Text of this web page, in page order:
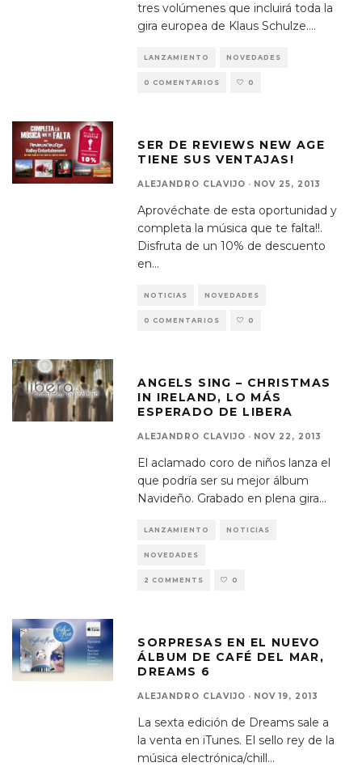
tres volúmenes que incluirá toda la
gira europea de Klaus Schulze....
LANZAMIENTO NOVEDADES
0 COMENTARIOS 0
SER DE REVIEWS NEW AGE
TIENE SUS VENTAJAS!
ALEJANDRO CLAVIJO · NOV 25, 2013
Aprovéchate de esta oportunidad y
completa la música que te falta!!.
Disfruta de un 10% de descuento
en...
NOTICIAS NOVEDADES
0 COMENTARIOS 0
ANGELS SING – CHRISTMAS
IN IRELAND, LO MÁS
ESPERADO DE LIBERA
ALEJANDRO CLAVIJO · NOV 22, 2013
El aclamado coro de niños lanza el
que podría ser su mejor álbum
Navideño. Grabado en plena gira...
LANZAMIENTO NOTICIAS
NOVEDADES
2 COMMENTS 0
SORPRESAS EN EL NUEVO
ÁLBUM DE CAFÉ DEL MAR,
DREAMS 6
ALEJANDRO CLAVIJO · NOV 19, 2013
La sexta edición de Dreams sale a
la venta en iTunes. El sello rey de la
música electrónica/chill...